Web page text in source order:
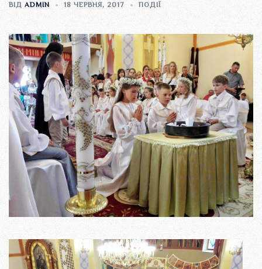
ВІД ADMIN 18 ЧЕРВНЯ, 2017 ПОДІЇ